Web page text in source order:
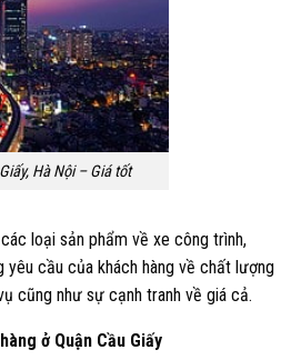
Hà Nội – Giá tốt
loại sản phẩm về xe công trình,
yêu cầu của khách hàng về chất lượng
cũng như sự cạnh tranh về giá cả.
ở Quận Cầu Giấy